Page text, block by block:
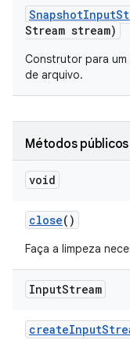
SnapshotInput
Stream stream)
Construtor para um
de arquivo.
Métodos públicos
void
close()
Faça a limpeza
InputStream
createInput